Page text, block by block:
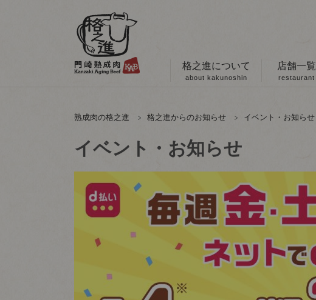
格之進について
about kakunoshin
店舗一覧
restaurant
熟成肉の格之進 格之進からのお知らせ イベント・お知らせ
イベント・お知らせ